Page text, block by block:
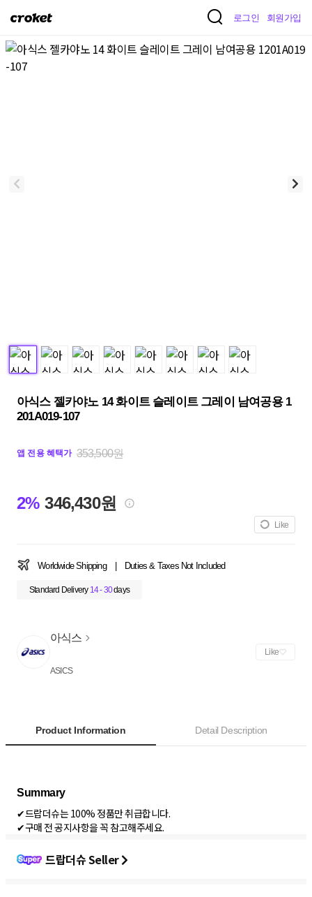
크
켓
로그인 회원가입
아식스 젤카야노 14 화이트 슬레이트 그레이 남여공용 1
201A019-107
앱 전용 혜택가 353,500원
2% 346,430원
Like
Worldwide Shipping Duties & Taxes Not Included
Standard Delivery 14 - 30days
아식스
ASICS
Like
Product Information Detail Description
Summary
✔드랍더슈는 100% 정품만 취급합니다.
✔구매 전 공지사항을 꼭 참고해주세요.
드랍더슈 Seller